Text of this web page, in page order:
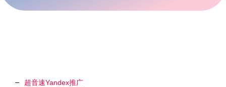
超音速Yandex推广​